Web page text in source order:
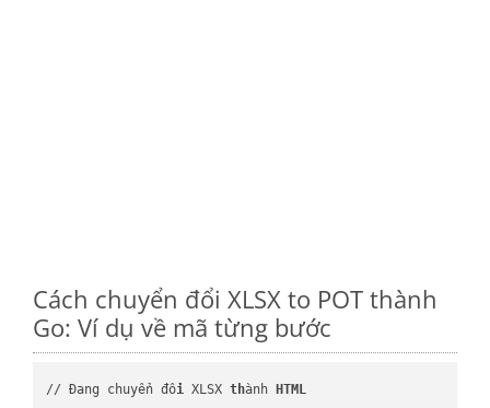
Cách chuyển đổi XLSX to POT thành
Go: Ví dụ về mã từng bước
// Đang chuyển đổi XLSX thành
HTML